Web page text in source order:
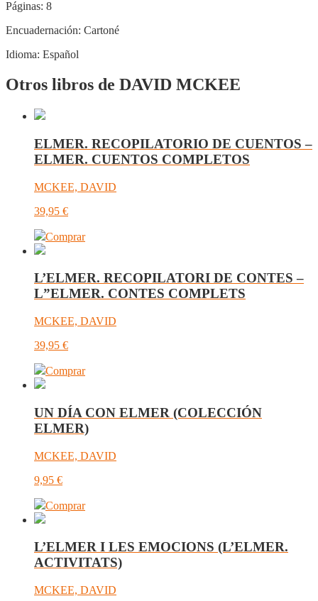
Páginas: 8
Encuadernación: Cartoné
Idioma: Español
Otros libros de DAVID MCKEE
ELMER. RECOPILATORIO DE CUENTOS –
ELMER. CUENTOS COMPLETOS
MCKEE, DAVID
39,95 €
Comprar
L’ELMER. RECOPILATORI DE CONTES –
L”ELMER. CONTES COMPLETS
MCKEE, DAVID
39,95 €
Comprar
UN DÍA CON ELMER (COLECCIÓN
ELMER)
MCKEE, DAVID
9,95 €
Comprar
L’ELMER I LES EMOCIONS (L’ELMER.
ACTIVITATS)
MCKEE, DAVID